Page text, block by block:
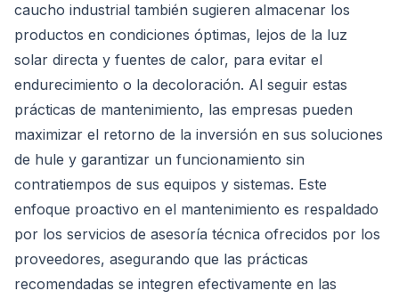
caucho industrial también sugieren almacenar los
productos en condiciones óptimas, lejos de la luz
solar directa y fuentes de calor, para evitar el
endurecimiento o la decoloración. Al seguir estas
prácticas de mantenimiento, las empresas pueden
maximizar el retorno de la inversión en sus soluciones
de hule y garantizar un funcionamiento sin
contratiempos de sus equipos y sistemas. Este
enfoque proactivo en el mantenimiento es respaldado
por los servicios de asesoría técnica ofrecidos por los
proveedores, asegurando que las prácticas
recomendadas se integren efectivamente en las